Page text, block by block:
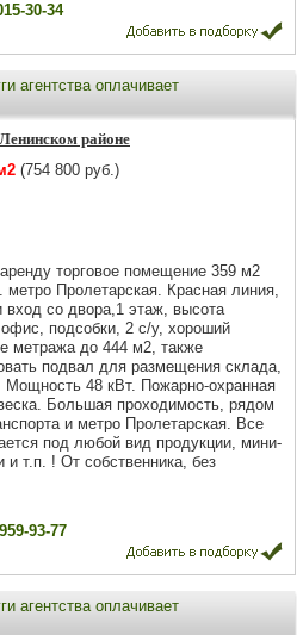
30-34
агентства оплачивает
районе
(754 800 руб.)
торговое помещение 359 м2
метро Пролетарская. Красная линия,
со двора,1 этаж, высота
подсобки, 2 с/у, хороший
метража до 444 м2, также
подвал для размещения склада,
Мощность 48 кВт. Пожарно-охранная
Большая проходимость, рядом
и метро Пролетарская. Все
под любой вид продукции, мини-
и т.п. ! От собственника, без
93-77
агентства оплачивает